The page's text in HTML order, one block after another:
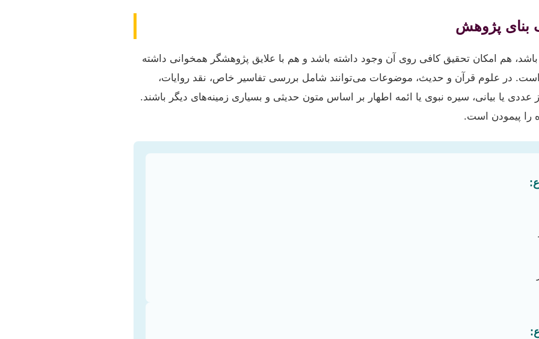
هم امکان تحقیق کافی روی آن وجود داشته باشد و هم با علایق پژوهشگر همخوانی داشته
است. در علوم قرآن و حدیث، موضوعات می‌توانند شامل بررسی تفاسیر خاص، نقد روایات،
عددی یا بیانی، سیره نبوی یا ائمه اطهار بر اساس متون حدیثی و بسیاری زمینه‌های دیگر باشند.
را پیمودن است.